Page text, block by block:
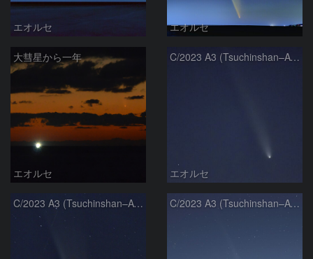
エオルセ エオルセ
大彗星から一年
エオルセ
C/2023 A3 (Tsuchinshan–ATLAS)
エオルセ
C/2023 A3 (Tsuchinshan–ATLAS) C/2023 A3 (Tsuchinshan–ATLAS)